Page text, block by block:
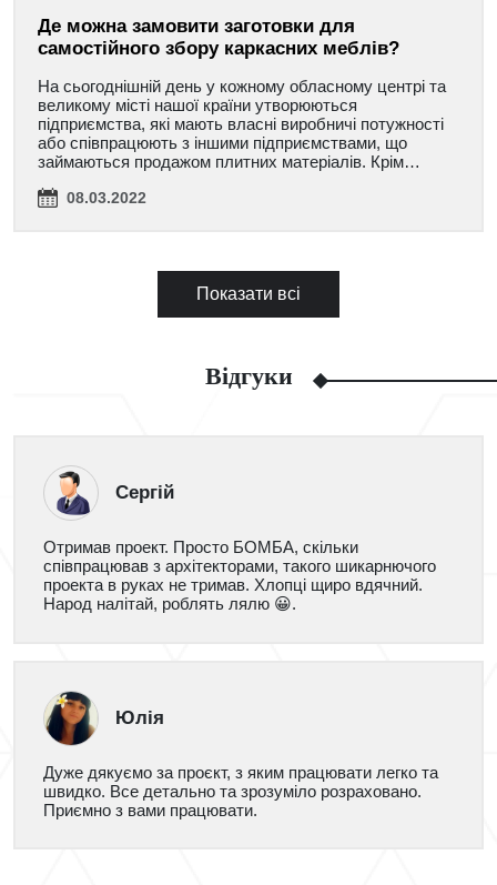
Де можна замовити заготовки для
самостійного збору каркасних меблів?
На сьогоднішній день у кожному обласному центрі та
великому місті нашої країни утворюються
підприємства, які мають власні виробничі потужності
або співпрацюють з іншими підприємствами, що
займаються продажом плитних матеріалів. Крім…
08.03.2022
Показати всі
Відгуки
Сергій
Отримав проект. Просто БОМБА, скільки
співпрацював з архітекторами, такого шикарнючого
проекта в руках не тримав. Хлопці щиро вдячний.
Народ налітай, роблять лялю 😀.
Юлія
Дуже дякуємо за проєкт, з яким працювати легко та
швидко. Все детально та зрозуміло розраховано.
Приємно з вами працювати.